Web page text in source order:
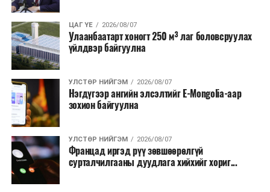
Түүнчлэн түлш, улаанбуудай, хүнсний ногооны нөөц
бүрдүүлэх зоорь, агуулах барих аж ахуйн нэгжүүдэд
хөнгөлөлттэй зээл олгох, цахилгааны хөнгөлөлт
үзүүлэхийг салбарын сайд нарт үүрэг болголоо.
ЦАГ ҮЕ 2026/08/07
Улаанбаатарт хоногт 250 м³ лаг боловсруулах
үйлдвэр байгуулна
УЛСТӨР НИЙГЭМ 2026/08/07
Нэгдүгээр ангийн элсэлтийг E-Mongolia-аар
зохион байгуулна
УЛСТӨР НИЙГЭМ 2026/08/07
Францад иргэд рүү зөвшөөрөлгүй
сурталчилгааны дуудлага хийхийг хориг...